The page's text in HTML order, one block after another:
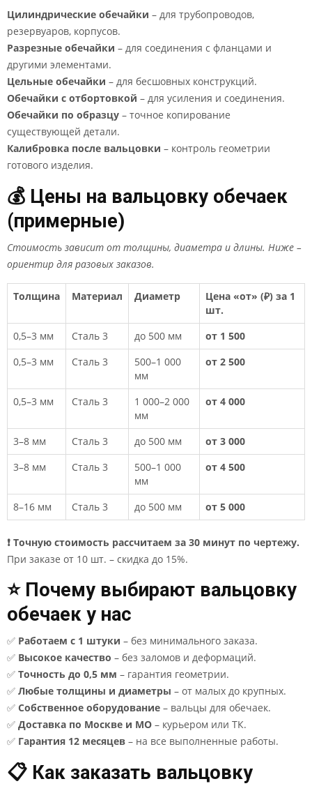
Цилиндрические обечайки – для трубопроводов,
резервуаров, корпусов.
Разрезные обечайки – для соединения с фланцами и
другими элементами.
Цельные обечайки – для бесшовных конструкций.
Обечайки с отбортовкой – для усиления и соединения.
Обечайки по образцу – точное копирование
существующей детали.
Калибровка после вальцовки – контроль геометрии
готового изделия.
💰 Цены на вальцовку обечаек
(примерные)
Стоимость зависит от толщины, диаметра и длины. Ниже –
ориентир для разовых заказов.
Толщина Материал Диаметр
Цена «от» (₽) за 1
шт.
0,5–3 мм
Сталь 3 до 500 мм
от 1 500
0,5–3 мм
Сталь 3
500–1 000
мм
от 2 500
0,5–3 мм Сталь 3
1 000–2 000
мм
от 4 000
3–8 мм Сталь 3 до 500 мм
от 3 000
3–8 мм
Сталь 3
500–1 000
мм
от 4 500
8–16 мм Сталь 3 до 500 мм от 5 000
❗ Точную стоимость рассчитаем за 30 минут по чертежу.
При заказе от 10 шт. – скидка до 15%.
⭐ Почему выбирают вальцовку
обечаек у нас
✅ Работаем с 1 штуки – без минимального заказа.
✅ Высокое качество – без заломов и деформаций.
✅ Точность до 0,5 мм – гарантия геометрии.
✅ Любые толщины и диаметры – от малых до крупных.
✅ Собственное оборудование – вальцы для обечаек.
✅ Доставка по Москве и МО – курьером или ТК.
✅ Гарантия 12 месяцев – на все выполненные работы.
📋 Как заказать вальцовку